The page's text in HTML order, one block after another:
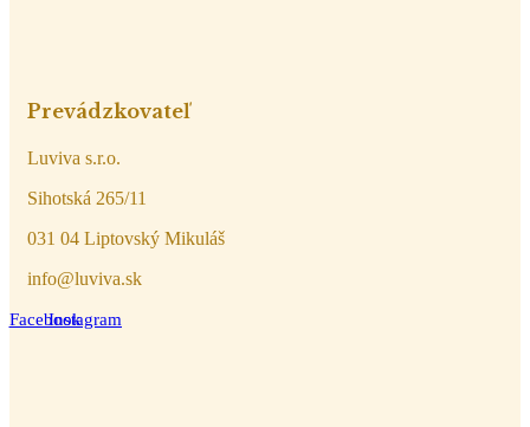
Prevádzkovateľ
Luviva s.r.o.
Sihotská 265/11
031 04 Liptovský Mikuláš
info@luviva.sk
FacebookInstagram